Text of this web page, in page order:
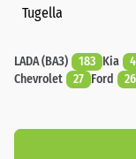
Tugella
LADA (ВАЗ) 183 Kia
Chevrolet
27 Ford 26